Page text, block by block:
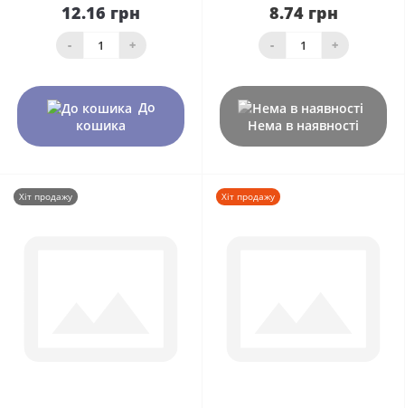
12.16 грн
- +
До
кошика
8.74 грн
- +
Нема в наявності
Хіт продажу Хіт продажу